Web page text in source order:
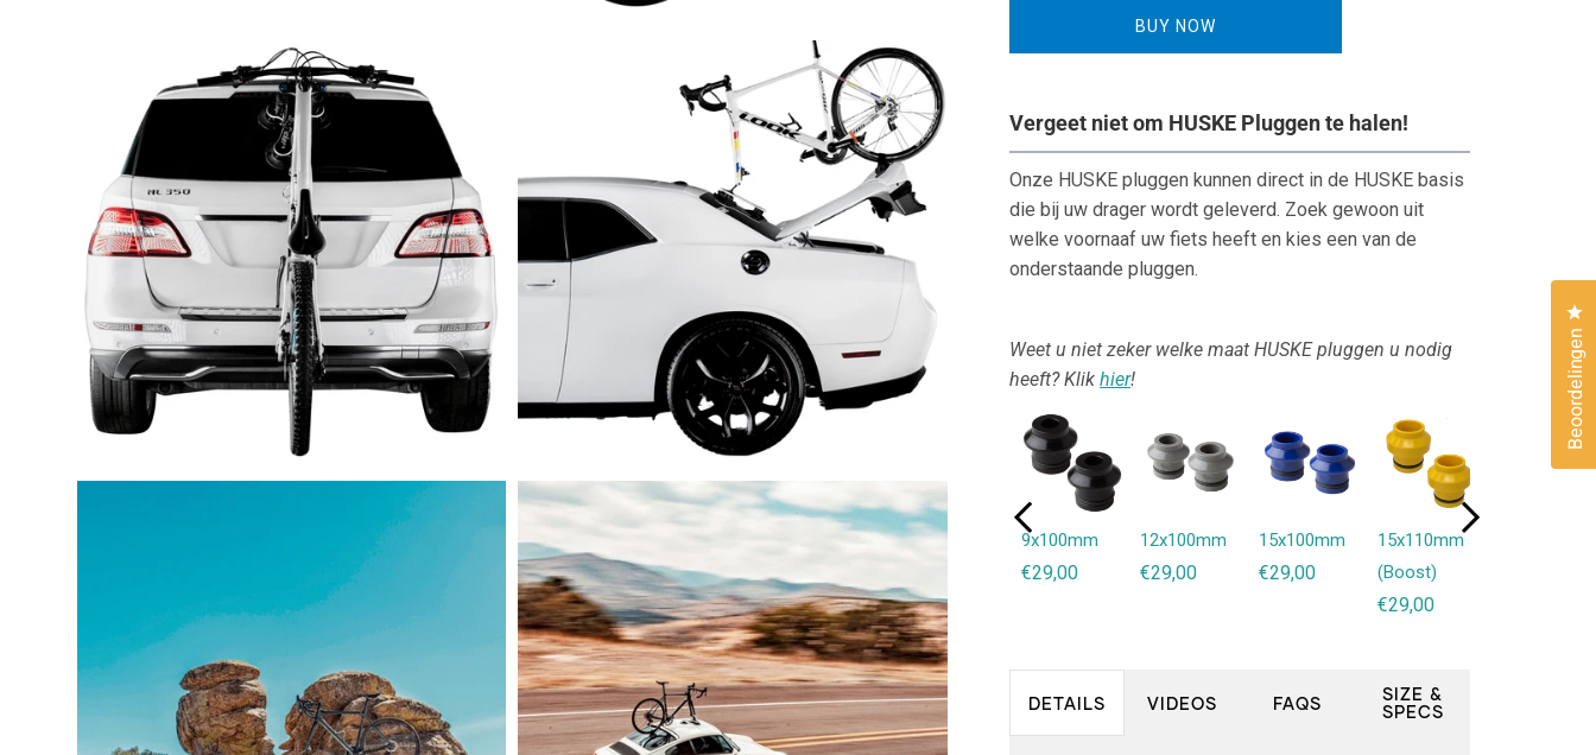
Fietsendrager
fiets
Fietsendrager
Talon
fiets
BUY NOW
Vergeet niet om HUSKE Pluggen te halen!
Onze HUSKE pluggen kunnen direct in de HUSKE basis
die bij uw drager wordt geleverd. Zoek gewoon uit
welke voornaaf uw fiets heeft en kies een van de
onderstaande pluggen.
Weet u niet zeker welke maat HUSKE pluggen u nodig
heeft? Klikhier!
15x100mm
€29,00
15x110mm
(Boost)
€29,00
20x100mm
20x110mm
€39,00
9x100mm
€29,00
12x100mm
€29,00
15x100mm
€29,00
15x110mm
(Boost)
€29,00
DETAILS VIDEOS FAQS
SIZE &
SPECS
Beoordelingen